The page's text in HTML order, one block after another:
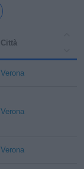
Città
Verona
Verona
Verona